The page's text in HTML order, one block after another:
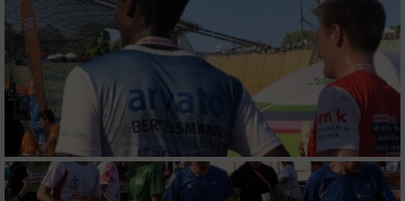
Wir nutzen Ihre Daten für folgende Zwecke:
IAB-Verarbeitungszwecke:
Speichern von oder Zugriff auf Informationen
auf einem Endgerät
Verwendung reduzierter Daten zur Auswahl
von Werbeanzeigen
Erstellung von Profilen für personalisierte
Werbung